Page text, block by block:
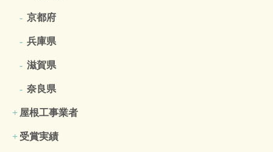
京都府
兵庫県
滋賀県
奈良県
屋根工事業者
受賞実績